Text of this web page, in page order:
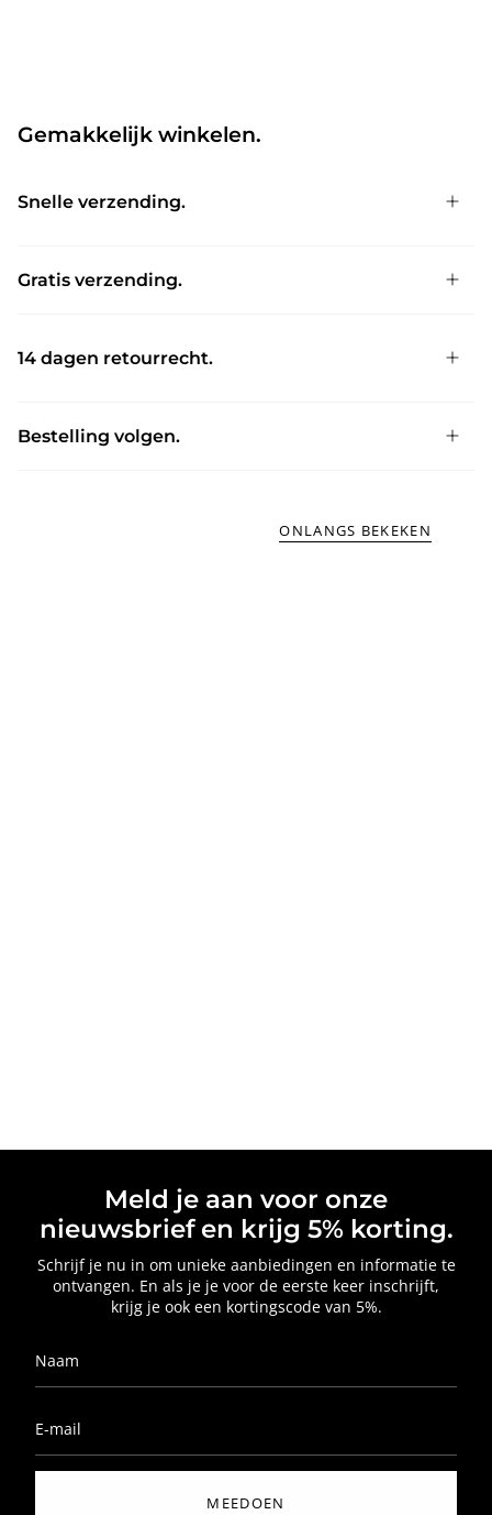
Gemakkelijk winkelen.
Snelle verzending.
Gratis verzending.
14 dagen retourrecht.
Bestelling volgen.
ONLANGS BEKEKEN
Meld je aan voor onze
nieuwsbrief en krijg 5% korting.
Schrijf je nu in om unieke aanbiedingen en informatie te
ontvangen. En als je je voor de eerste keer inschrijft,
krijg je ook een kortingscode van 5%.
MEEDOEN